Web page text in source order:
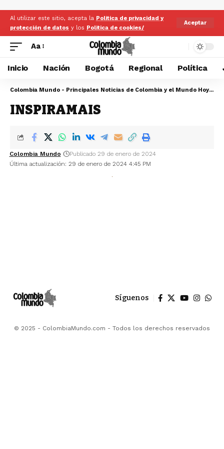
Al utilizar este sitio, acepta la Politica de privacidad y
protección de datos y los Politica de cookies/
Aceptar
Aa
Inicio Nación Bogotá Regional Política
Colombia Mundo - Principales Noticias de Colombia y el Mundo Hoy
>
INSPIRAMAIS
Última actualización: 29 de enero de 2024 4:45 PM
Colombia Mundo Publicado 29 de enero de 2024
Síguenos
© 2025 - ColombiaMundo.com - Todos los derechos reservados